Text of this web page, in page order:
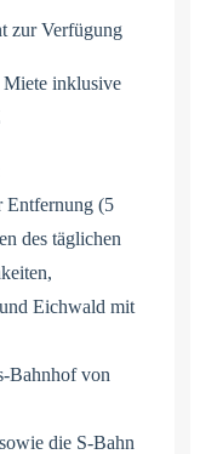
zur Verfügung
Miete inklusive
Entfernung (5
des täglichen
Eichwald mit
Bahnhof von
die S-Bahn